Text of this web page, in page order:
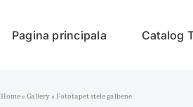
Pagina principala Catalog
Home»Gallery»Fototapet stele galbene